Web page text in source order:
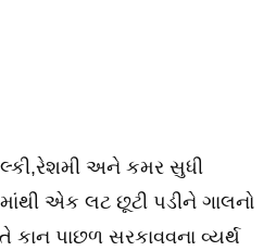
અને કમર સુધી
એક લટ છૂટી પડીને ગાલનો
કાન પાછળ સરકાવવના વ્યર્થ